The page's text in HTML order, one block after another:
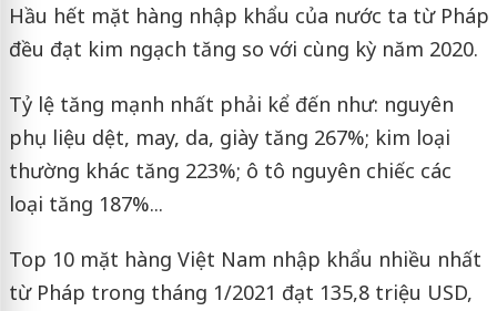
Hầu hết mặt hàng nhập khẩu của nước ta từ Pháp
đều đạt kim ngạch tăng so với cùng kỳ năm 2020.
Tỷ lệ tăng mạnh nhất phải kể đến như: nguyên
phụ liệu dệt, may, da, giày tăng 267%; kim loại
thường khác tăng 223%; ô tô nguyên chiếc các
loại tăng 187%...
Top 10 mặt hàng Việt Nam nhập khẩu nhiều nhất
từ Pháp trong tháng 1/2021 đạt 135,8 triệu USD,